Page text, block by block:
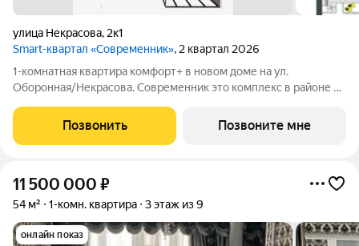
улица Некрасова, 2к1
Smart-квартал «Современник», 2 квартал 2026
1-комнатная квартира комфорт+ в новом доме на ул.
Оборонная/Некрасова. Современник это комплекс в районе с
сервисов прямо в ЖК. Квартиры сдаются с предчистовой
отделкой: Ровные оштукатуренные
Позвонить Позвоните мне
11 500 000 ₽
54 м² 1-комн. квартира 3 этаж из 9
онлайн показ